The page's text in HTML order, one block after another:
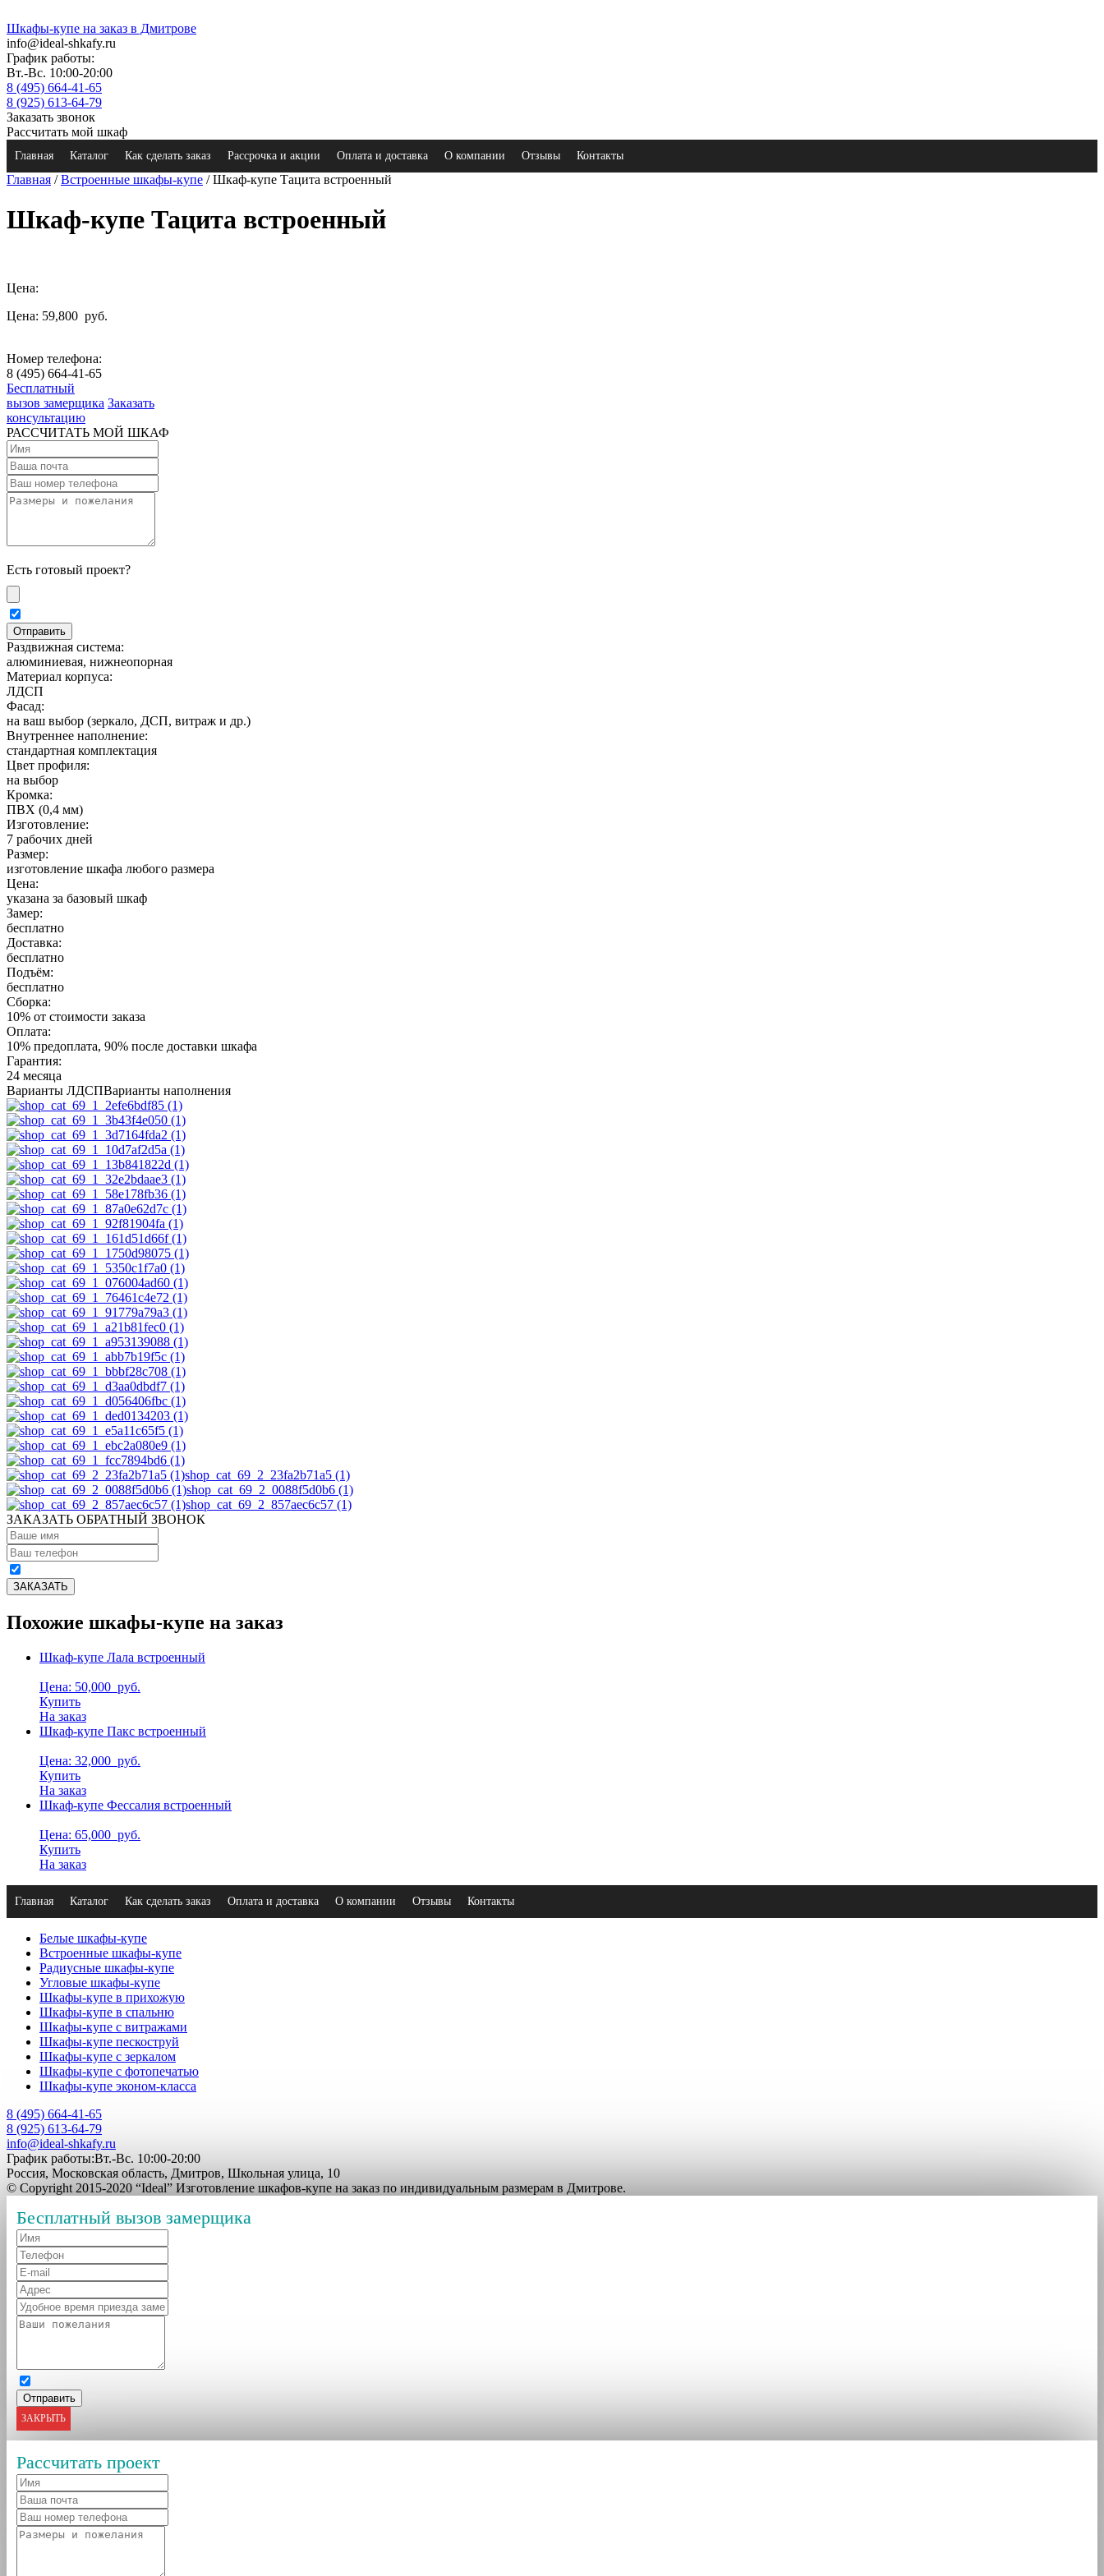
Шкафы-купе на заказ в Дмитрове
info@ideal-shkafy.ru
График работы:
Вт.-Вс. 10:00-20:00
8 (495) 664-41-65
8 (925) 613-64-79
Заказать звонок
Рассчитать мой шкаф
Главная Каталог Как сделать заказ Рассрочка и акции Оплата и доставка О компании Отзывы Контакты
Главная /Встроенные шкафы-купе / Шкаф-купе Тацита встроенный
Шкаф-купе Тацита встроенный
Цена:
Цена: 59,800 руб.
Номер телефона:
8 (495) 664-41-65
Бесплатный
вызов замерщика Заказать
консультацию
РАССЧИТАТЬ МОЙ ШКАФ
Есть готовый проект?
Раздвижная система:
алюминиевая, нижнеопорная
Материал корпуса:
ЛДСП
Фасад:
на ваш выбор (зеркало, ДСП, витраж и др.)
Внутреннее наполнение:
стандартная комплектация
Цвет профиля:
на выбор
Кромка:
ПВХ (0,4 мм)
Изготовление:
7 рабочих дней
Размер:
изготовление шкафа любого размера
Цена:
указана за базовый шкаф
Замер:
бесплатно
Доставка:
бесплатно
Подъём:
бесплатно
Сборка:
10% от стоимости заказа
Оплата:
10% предоплата, 90% после доставки шкафа
Гарантия:
24 месяца
Варианты ЛДСПВарианты наполнения
shop_cat_69_2_23fa2b71a5 (1)
shop_cat_69_2_0088f5d0b6 (1)
shop_cat_69_2_857aec6c57 (1)
ЗАКАЗАТЬ ОБРАТНЫЙ ЗВОНОК
Похожие шкафы-купе на заказ
Шкаф-купе Лала встроенный
Цена: 50,000 руб.
Купить
На заказ
Шкаф-купе Пакс встроенный
Цена: 32,000 руб.
Купить
На заказ
Шкаф-купе Фессалия встроенный
Цена: 65,000 руб.
Купить
На заказ
Главная Каталог Как сделать заказ Оплата и доставка О компании Отзывы Контакты
Белые шкафы-купе
Встроенные шкафы-купе
Радиусные шкафы-купе
Угловые шкафы-купе
Шкафы-купе в прихожую
Шкафы-купе в спальню
Шкафы-купе с витражами
Шкафы-купе пескоструй
Шкафы-купе с зеркалом
Шкафы-купе с фотопечатью
Шкафы-купе эконом-класса
8 (495) 664-41-65
8 (925) 613-64-79
info@ideal-shkafy.ru
График работы:Вт.-Вс. 10:00-20:00
Россия, Московская область, Дмитров, Школьная улица, 10
© Copyright 2015-2020 “Ideal” Изготовление шкафов-купе на заказ по индивидуальным размерам в Дмитрове.
Бесплатный вызов замерщика
ЗАКРЫТЬ
Рассчитать проект